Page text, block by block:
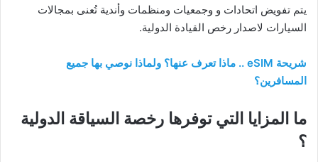
يتم تفويض اتحادات و وجمعيات ومنظمات وأندية تُعنى بمجالات
السيارات لاصدار رخص القيادة الدولية.
شريحة eSIM .. ماذا تعرف عنها؟ ولماذا نوصي بها جميع
المسافرين؟
ما المزايا التي توفرها رخصة السياقة الدولية
؟